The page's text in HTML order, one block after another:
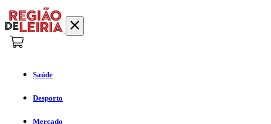
Saúde
Desporto
Mercado